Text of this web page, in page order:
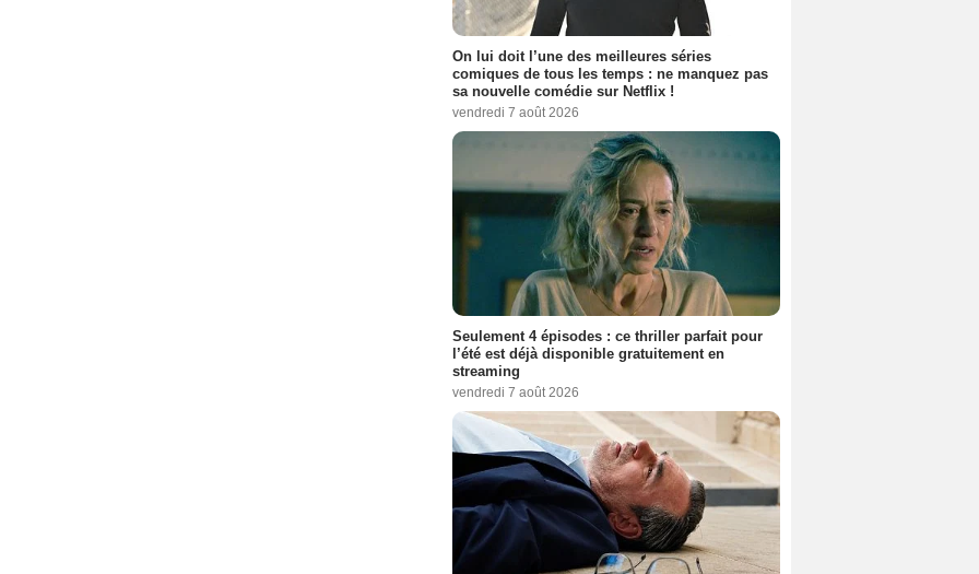
On lui doit l’une des meilleures séries
comiques de tous les temps : ne manquez pas
sa nouvelle comédie sur Netflix !
vendredi 7 août 2026
Seulement 4 épisodes : ce thriller parfait pour
l’été est déjà disponible gratuitement en
streaming
vendredi 7 août 2026